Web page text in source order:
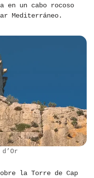
en un cabo rocoso
Mediterráneo.
la Torre de Cap